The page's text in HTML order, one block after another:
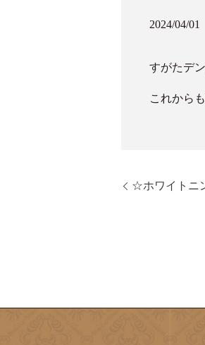
2024/04/01
すがたデ
これから
☆ホワイトニ